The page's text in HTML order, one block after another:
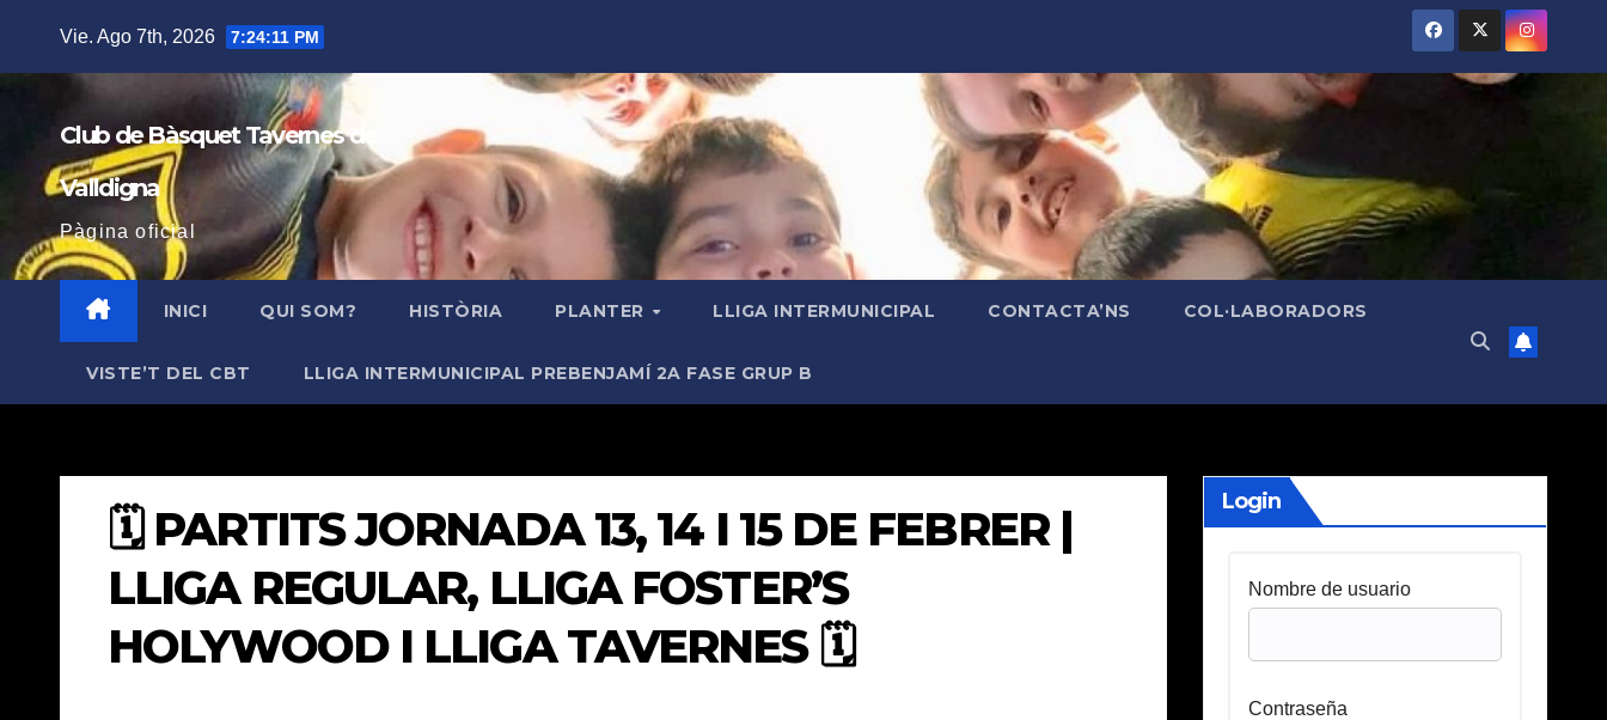
Vie. Ago 7th, 2026 7:24:12 PM
Club de Bàsquet Tavernes de
Valldigna
Pàgina oficial
INICI QUI SOM? HISTÒRIA PLANTER LLIGA INTERMUNICIPAL CONTACTA’NS COL·LABORADORS
VISTE’T DEL CBT LLIGA INTERMUNICIPAL PREBENJAMÍ 2A FASE GRUP B
🗓️ PARTITS JORNADA 13, 14 I 15 DE FEBRER |
LLIGA REGULAR, LLIGA FOSTER’S
HOLYWOOD I LLIGA TAVERNES 🗓️
Login
Nombre de usuario
Contraseña